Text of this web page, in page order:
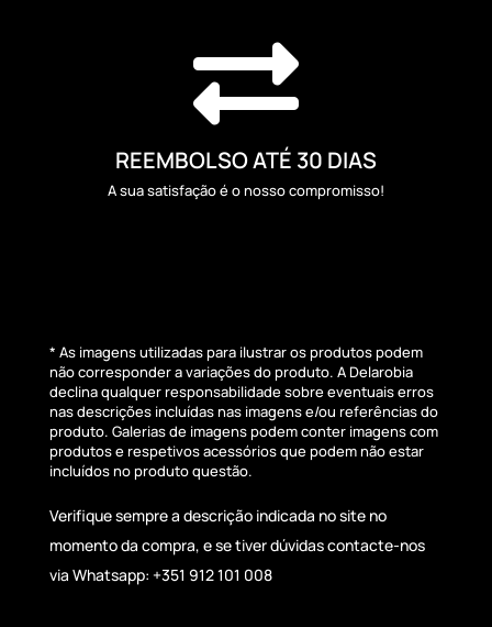

REEMBOLSO ATÉ 30 DIAS
A sua satisfação é o nosso compromisso!
* As imagens utilizadas para ilustrar os produtos podem
não corresponder a variações do produto. A Delarobia
declina qualquer responsabilidade sobre eventuais erros
nas descrições incluídas nas imagens e/ou referências do
produto. Galerias de imagens podem conter imagens com
produtos e respetivos acessórios que podem não estar
incluídos no produto questão.
Verifique sempre a descrição indicada no site no
momento da compra, e se tiver dúvidas contacte-nos
via Whatsapp: +351 912 101 008